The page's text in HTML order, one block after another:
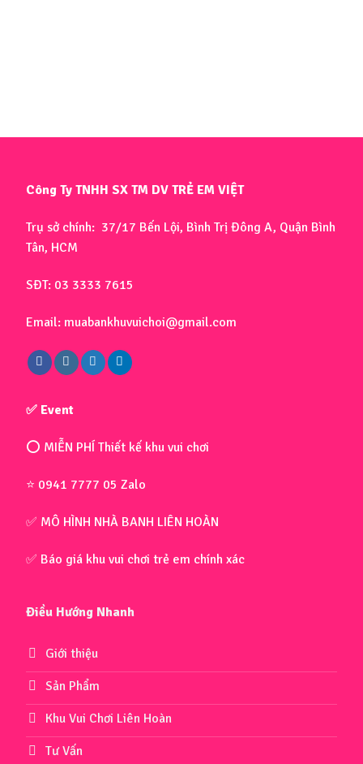
Công Ty TNHH SX TM DV TRẺ EM VIỆT
Trụ sở chính: 37/17 Bến Lội, Bình Trị Đông A, Quận Bình
Tân, HCM
SĐT: 03 3333 7615
Email: muabankhuvuichoi@gmail.com
✅ Event
⭕ MIỄN PHÍ Thiết kế khu vui chơi
⭐ 0941 7777 05 Zalo
✅ MÔ HÌNH NHÀ BANH LIÊN HOÀN
✅ Báo giá khu vui chơi trẻ em chính xác
Điều Hướng Nhanh
Giới thiệu
Sản Phẩm
Khu Vui Chơi Liên Hoàn
Tư Vấn